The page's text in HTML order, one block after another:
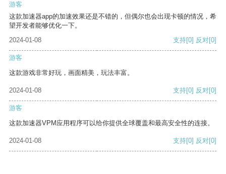
游客
这款加速器app的加速效果还是不错的，但偶尔也会出现卡顿的情况，希
望开发者能够优化一下。
2024-01-08
支持[0] 反对[0]
游客
这款游戏非常好玩，画面精美，玩法丰富。
2024-01-08 支持[0] 反对[0]
游客
这款加速器VPM应用程序可以给你提供全球覆盖和最高安全性的连接。
2024-01-08 支持[0] 反对[0]